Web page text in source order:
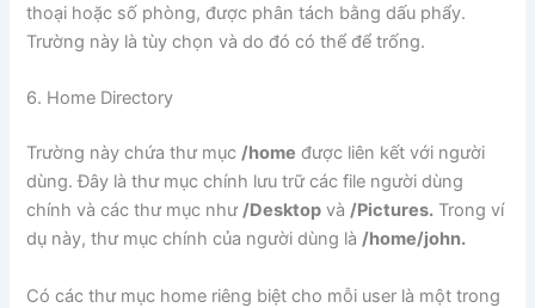
thoại hoặc số phòng, được phân tách bằng dấu phẩy.
Trường này là tùy chọn và do đó có thể để trống.
6. Home Directory
Trường này chứa thư mục/home được liên kết với người
dùng. Đây là thư mục chính lưu trữ các file người dùng
chính và các thư mục như/Desktop và/Pictures. Trong ví
dụ này, thư mục chính của người dùng là/home/john.
Có các thư mục home riêng biệt cho mỗi user là một trong